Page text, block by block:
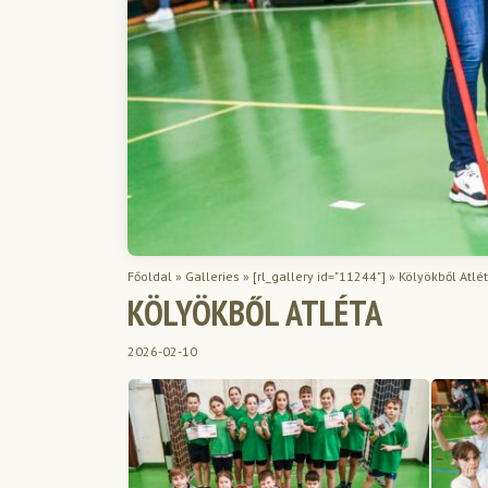
Főoldal » Galleries » [rl_gallery id="11244"] » Kölyökből
KÖLYÖKBŐL ATLÉTA
2026-02-10